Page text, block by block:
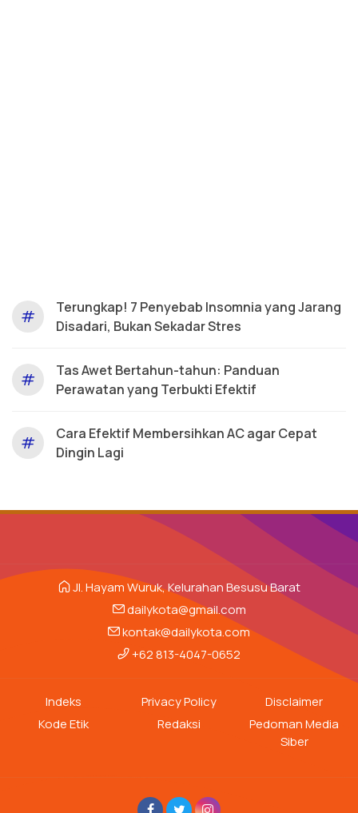
#
Terungkap! 7 Penyebab Insomnia yang Jarang
Disadari, Bukan Sekadar Stres
#
Tas Awet Bertahun-tahun: Panduan
Perawatan yang Terbukti Efektif
#
Cara Efektif Membersihkan AC agar Cepat
Dingin Lagi
Jl. Hayam Wuruk, Kelurahan Besusu Barat
dailykota@gmail.com
kontak@dailykota.com
+62 813-4047-0652
Indeks
Kode Etik
Privacy Policy
Redaksi
Disclaimer
Pedoman Media
Siber